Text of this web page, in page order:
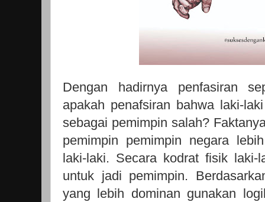
Dengan hadirnya penfasiran
apakah penafsiran bahwa laki-
sebagai pemimpin salah?
pemimpin pemimpin negara
laki-laki. Secara kodrat fisik laki-
untuk jadi pemimpin.
yang lebih dominan gunakan